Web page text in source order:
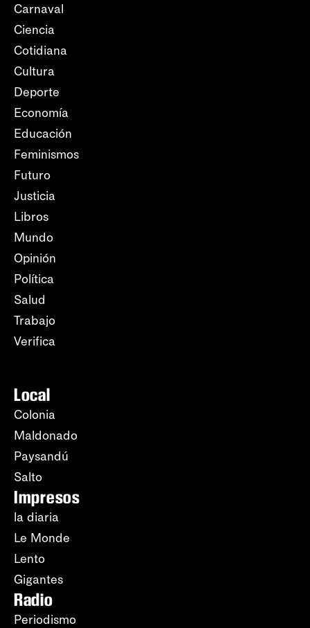
Carnaval
Ciencia
Cotidiana
Cultura
Deporte
Economía
Educación
Feminismos
Futuro
Justicia
Libros
Mundo
Opinión
Política
Salud
Trabajo
Verifica
Local
Colonia
Maldonado
Paysandú
Salto
Impresos
la diaria
Le Monde
Lento
Gigantes
Radio
Periodismo